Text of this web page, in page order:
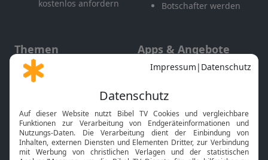
kostenlos anfordern
Botschafter werden
Themen
Gott und Bibel erklärt
Neuigkeiten
Apps & Angebote
Mobile App
Smart TV
HbbTV
Bibelthek Online-Bibel